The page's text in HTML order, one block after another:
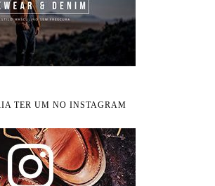
TER UM NO INSTAGRAM